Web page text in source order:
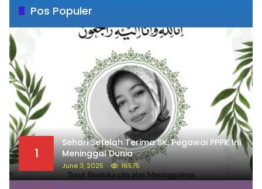
Pos Populer
1
Sehari Setelah Terima SK, Pegawai PPPK Ini
Meninggal Dunia
June 3, 2025 16575